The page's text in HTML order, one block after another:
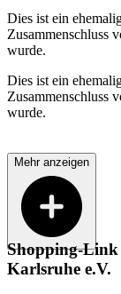
Dies ist ein
Zusammenschluss
wurde.
Dies ist ein
Zusammenschluss
wurde.
Mehr anzeigen
Shopping-
Karlsruhe e.V.